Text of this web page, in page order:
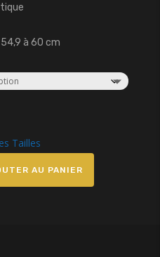
à 60 cm
Tailles
AU PANIER